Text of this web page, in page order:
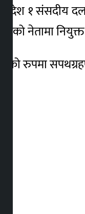
प्रदेश १ संसदीय
नेतामा
रुपमा